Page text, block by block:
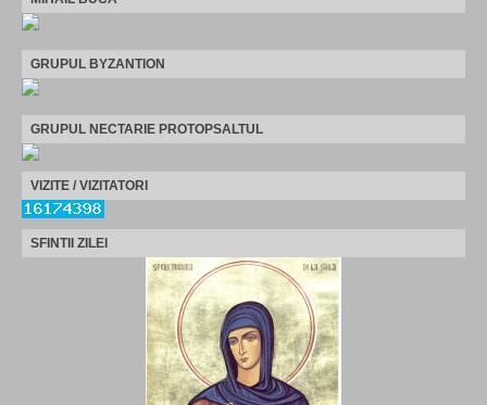
GRUPUL BYZANTION
GRUPUL NECTARIE PROTOPSALTUL
VIZITE / VIZITATORI
SFINTII ZILEI